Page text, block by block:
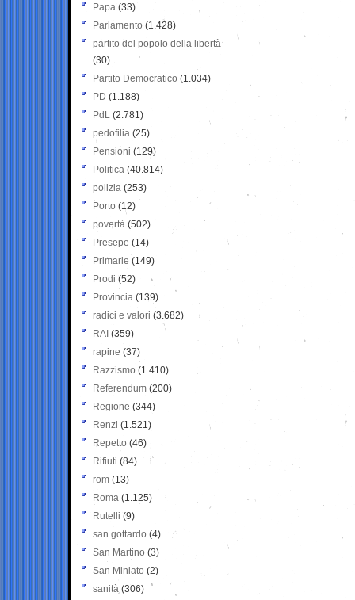
Papa (33)
Parlamento (1.428)
partito del popolo della libertà
(30)
Partito Democratico (1.034)
PD (1.188)
PdL (2.781)
pedofilia (25)
Pensioni (129)
Politica (40.814)
polizia (253)
Porto (12)
povertà (502)
Presepe (14)
Primarie (149)
Prodi (52)
Provincia (139)
radici e valori (3.682)
RAI (359)
rapine (37)
Razzismo (1.410)
Referendum (200)
Regione (344)
Renzi (1.521)
Repetto (46)
Rifiuti (84)
rom (13)
Roma (1.125)
Rutelli (9)
san gottardo (4)
San Martino (3)
San Miniato (2)
sanità (306)